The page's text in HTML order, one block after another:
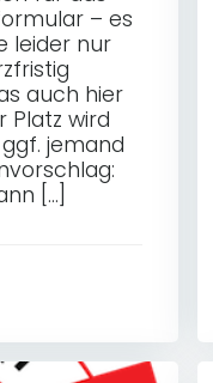
– es
leider nur
auch hier
Platz wird
jemand
[…]